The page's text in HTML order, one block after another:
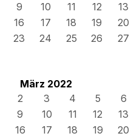
9 10 11 12
13
16 17 18 19
20
23 24 25 26
27
März 2022
2 3 4 5
6
9 10 11 12
13
16 17 18 19
20